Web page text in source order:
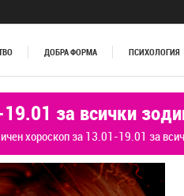
ДОБРА ФОРМА ПСИХОЛОГИЯ
за всички
хороскоп за 13.01-19.01 за